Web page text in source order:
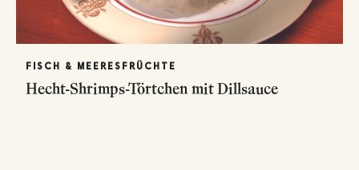
FISCH & MEERESFRÜCHTE
Hecht-Shrimps-Törtchen mit Dillsauce